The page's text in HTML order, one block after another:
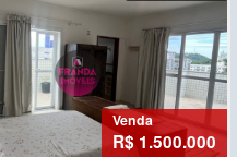
Venda
R$ 1.500.000